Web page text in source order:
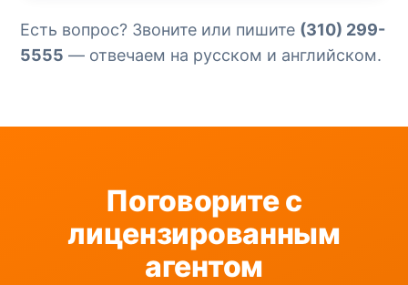
Есть вопрос? Звоните или пишите (310) 299-
5555 — отвечаем на русском и английском.
Поговорите с
лицензированным
агентом